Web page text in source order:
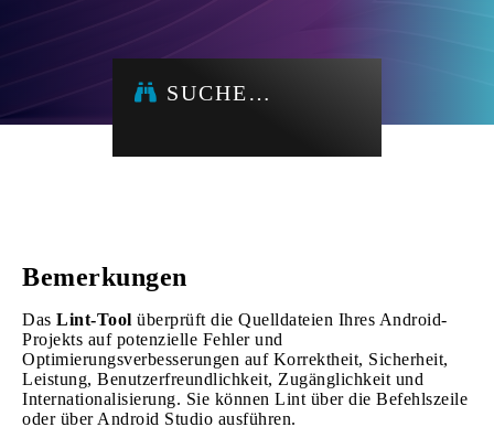
SUCHE…
Bemerkungen
Das Lint-Tool überprüft die Quelldateien Ihres Android-
Projekts auf potenzielle Fehler und
Optimierungsverbesserungen auf Korrektheit, Sicherheit,
Leistung, Benutzerfreundlichkeit, Zugänglichkeit und
Internationalisierung. Sie können Lint über die Befehlszeile
oder über Android Studio ausführen.